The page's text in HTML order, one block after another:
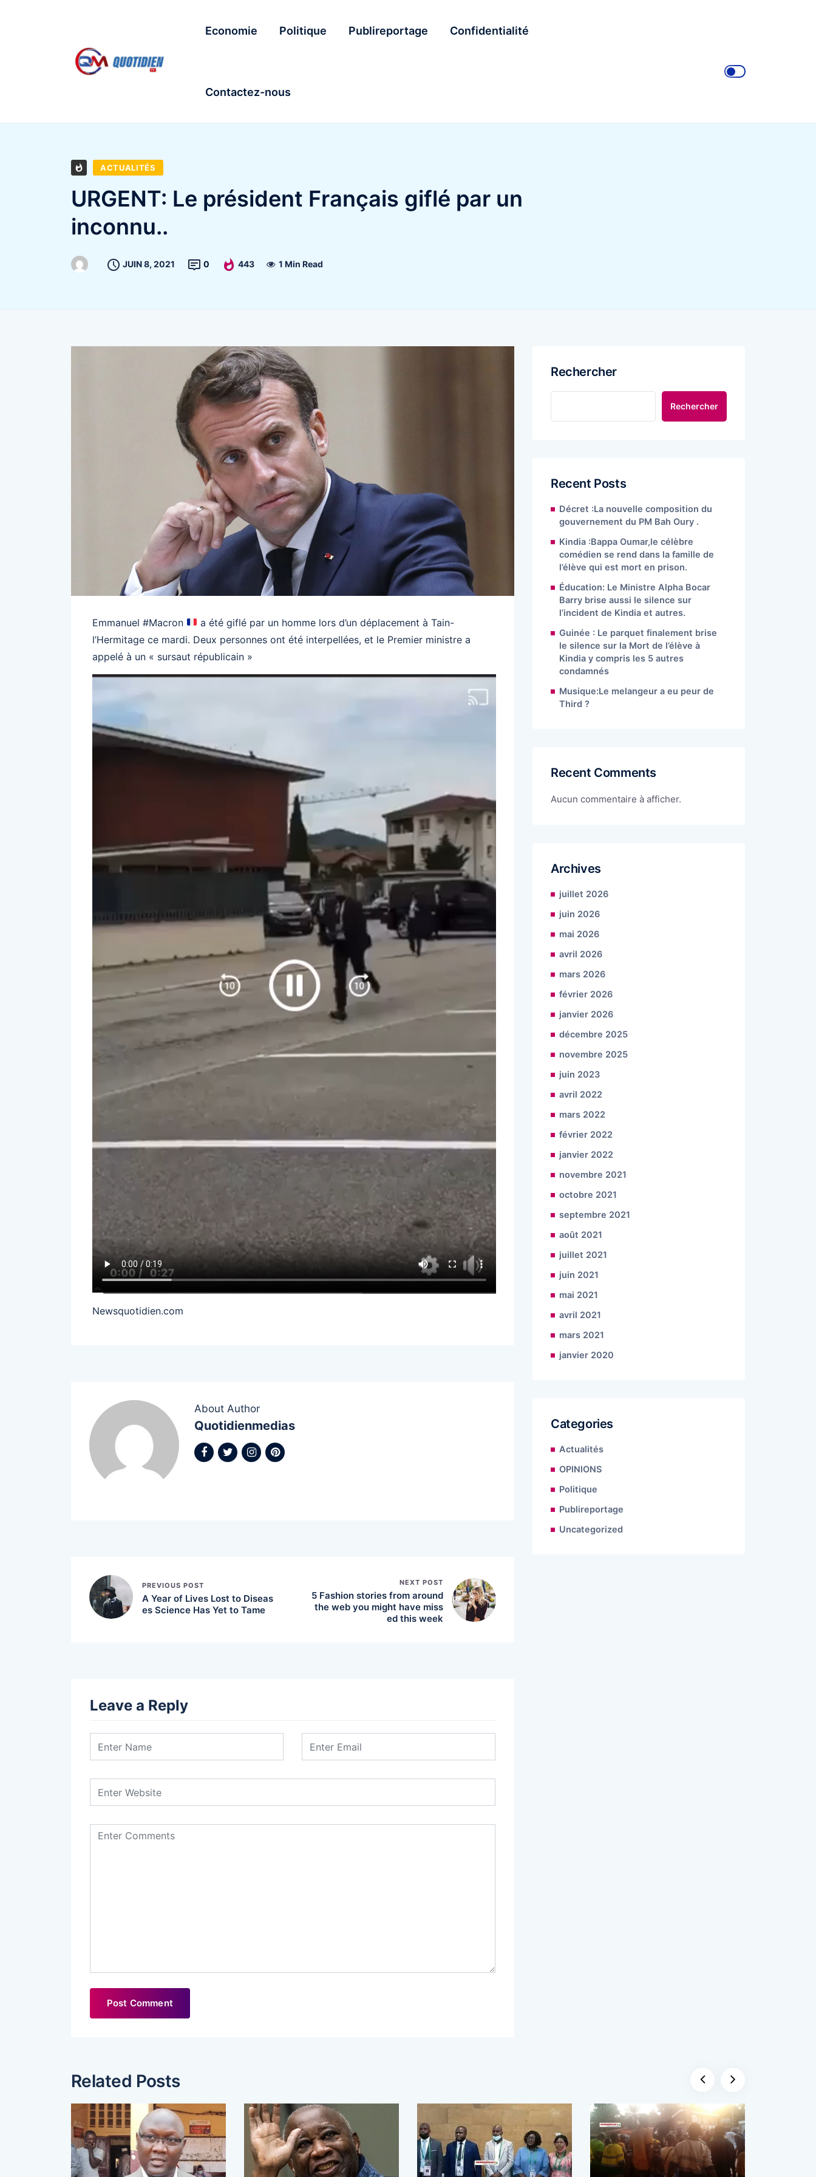
Economie Politique Publireportage Confidentialité
Contactez-nous
ACTUALITÉS
URGENT: Le président Français giflé par un
inconnu..
JUIN 8, 2021 0 443 1 Min Read
Emmanuel #Macron
a été giflé par un homme lors d’un déplacement à Tain-
l’Hermitage ce mardi. Deux personnes ont été interpellées, et le Premier ministre a
appelé à un « sursaut républicain »
Newsquotidien.com
About Author
Quotidienmedias
PREVIOUS POST
A Year of Lives Lost to Diseas
es Science Has Yet to Tame
NEXT POST
5 Fashion stories from around
the web you might have miss
ed this week
Leave a Reply
Rechercher
Rechercher
Recent Posts
Décret :La nouvelle composition du
gouvernement du PM Bah Oury .
Kindia :Bappa Oumar,le célèbre
comédien se rend dans la famille de
l’élève qui est mort en prison.
Éducation: Le Ministre Alpha Bocar
Barry brise aussi le silence sur
l’incident de Kindia et autres.
Guinée : Le parquet finalement brise
le silence sur la Mort de l’élève à
Kindia y compris les 5 autres
condamnés
Musique:Le melangeur a eu peur de
Third ?
Recent Comments
Aucun commentaire à afficher.
Archives
juillet 2026
juin 2026
mai 2026
avril 2026
mars 2026
février 2026
janvier 2026
décembre 2025
novembre 2025
juin 2023
avril 2022
mars 2022
février 2022
janvier 2022
novembre 2021
octobre 2021
septembre 2021
août 2021
juillet 2021
juin 2021
mai 2021
avril 2021
mars 2021
janvier 2020
Categories
Actualités
OPINIONS
Politique
Publireportage
Uncategorized
Related Posts